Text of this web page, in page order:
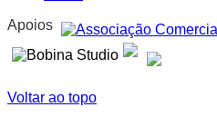
Apoios
Voltar ao topo